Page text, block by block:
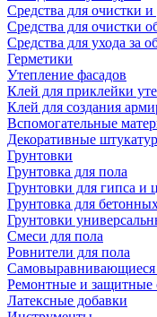
Средства для очистки и
Средства для очистки
Средства для ухода за
Герметики
Утепление фасадов
Клей для приклейки
Клей для создания
Вспомогательные
Декоративные
Грунтовки
Грунтовка для пола
Грунтовки для гипса и
Грунтовка для
Грунтовки
Смеси для пола
Ровнители для пола
Самовыравнивающиеся
Ремонтные и защитные
Латексные добавки